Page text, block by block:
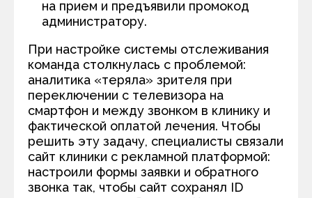
на прием и предъявили промокод
администратору.
При настройке системы отслеживания
команда столкнулась с проблемой:
аналитика «теряла» зрителя при
переключении с телевизора на
смартфон и между звонком в клинику и
фактической оплатой лечения. Чтобы
решить эту задачу, специалисты связали
сайт клиники с рекламной платформой:
настроили формы заявки и обратного
звонка так, чтобы сайт сохранял ID